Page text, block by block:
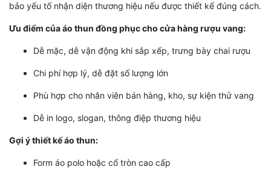
bảo yếu tố nhận diện thương hiệu nếu được thiết kế đúng cách.
Ưu điểm của áo thun đồng phục cho cửa hàng rượu vang:
Dễ mặc, dễ vận động khi sắp xếp, trưng bày chai rượu
Chi phí hợp lý, dễ đặt số lượng lớn
Phù hợp cho nhân viên bán hàng, kho, sự kiện thử vang
Dễ in logo, slogan, thông điệp thương hiệu
Gợi ý thiết kế áo thun:
Form áo polo hoặc cổ tròn cao cấp